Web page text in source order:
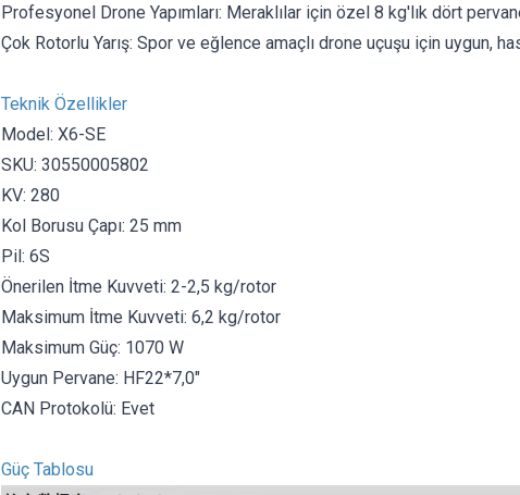
Profesyonel Drone Yapımları: Meraklılar için özel 8 kg'lık dört
Çok Rotorlu Yarış: Spor ve eğlence amaçlı drone uçuşu için uygun,
Teknik Özellikler
Model: X6-SE
SKU: 30550005802
KV: 280
Kol Borusu Çapı: 25 mm
Pil: 6S
Önerilen İtme Kuvveti: 2-2,5 kg/rotor
Maksimum İtme Kuvveti: 6,2 kg/rotor
Maksimum Güç: 1070 W
Uygun Pervane: HF22*7,0″
CAN Protokolü: Evet
Güç Tablosu